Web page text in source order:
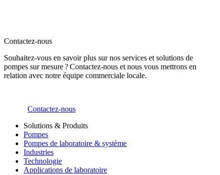
Contactez-nous
Souhaitez-vous en savoir plus sur nos services et solutions de
pompes sur mesure ? Contactez-nous et nous vous mettrons en
relation avec notre équipe commerciale locale.
Contactez-nous
Solutions & Produits
Pompes
Pompes de laboratoire & système
Industries
Technologie
Applications de laboratoire